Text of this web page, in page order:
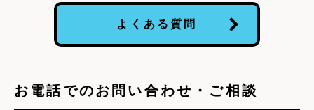
よくある質問
お電話でのお問い合わせ・ご相談